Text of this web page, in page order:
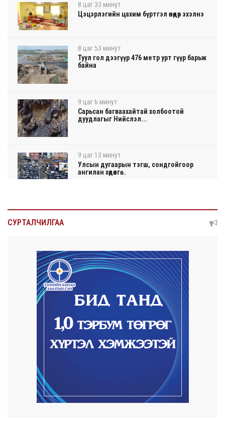
8 цаг 33 минут
Цэцэрлэгийн цахим бүртгэл өнөөдөр эхэлнэ
8 цаг 53 минут
Туул гол дээгүүр 476 метр урт гүүр барьж
байна
9 цаг 6 минут
Сарьсан багваахайтай холбоотой
дуудлагыг Нийслэл...
9 цаг 13 минут
Улсын дугаарын тэгш, сондгойгоор
ангилан хөдөлгө...
9 цаг 19 минут
9 цаг 22 минут
КОП17-д ажиллах онцгой байдлын
бүрэлдэхүүн хамта...
Улаанбаатарт өдөртөө 20 хэм дулаан
COP17-ын зочид, төлөөлөгчдөд үйлчлэх 250
СУРТАЛЧИЛГАА